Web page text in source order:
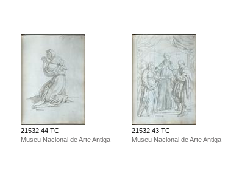
21532.44 TC
Museu Nacional de Arte Antiga
21532.43 TC
Museu Nacional de Arte Antiga